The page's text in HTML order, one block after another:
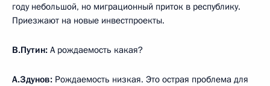
году небольшой, но миграционный приток в республику.
Приезжают на новые инвестпроекты.
В.Путин: А рождаемость какая?
А.Здунов: Рождаемость низкая. Это острая проблема для